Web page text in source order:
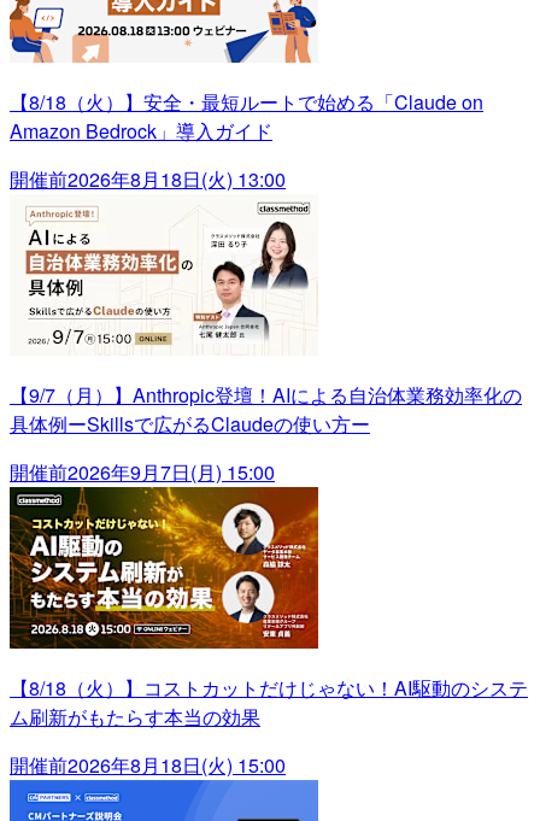
【8/18（火）】安全・最短ルートで始める「Claude on
Amazon Bedrock」導入ガイド
開催前2026年8月18日(火) 13:00
【9/7（月）】Anthropic登壇！AIによる自治体業務効率化の
具体例ーSkillsで広がるClaudeの使い方ー
開催前2026年9月7日(月) 15:00
【8/18（火）】コストカットだけじゃない！AI駆動のシステ
ム刷新がもたらす本当の効果
開催前2026年8月18日(火) 15:00